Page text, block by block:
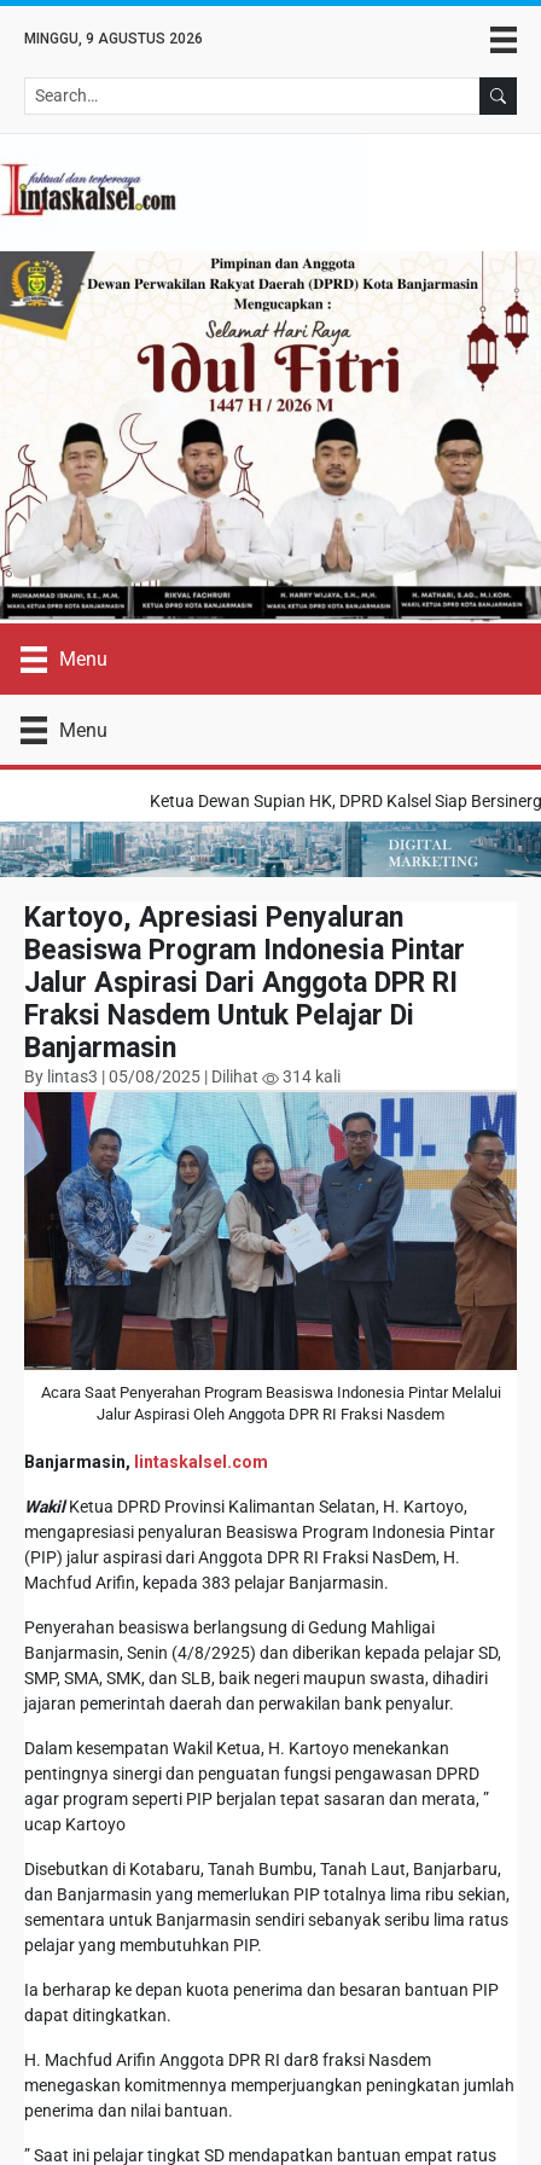
MINGGU, 9 AGUSTUS 2026
Menu
Menu
Ketua Dewan Supian HK, DPRD Kalsel Siap
Kartoyo, Apresiasi Penyaluran
Beasiswa Program Indonesia Pintar
Jalur Aspirasi Dari Anggota DPR RI
Fraksi Nasdem Untuk Pelajar Di
Banjarmasin
By lintas3 | 05/08/2025 | Dilihat 314 kali
Acara Saat Penyerahan Program Beasiswa Indonesia Pintar Melalui
Jalur Aspirasi Oleh Anggota DPR RI Fraksi Nasdem
Banjarmasin, lintaskalsel.com
WakilKetua DPRD Provinsi Kalimantan Selatan, H. Kartoyo,
mengapresiasi penyaluran Beasiswa Program Indonesia Pintar
(PIP) jalur aspirasi dari Anggota DPR RI Fraksi NasDem, H.
Machfud Arifin, kepada 383 pelajar Banjarmasin.
Penyerahan beasiswa berlangsung di Gedung Mahligai
Banjarmasin, Senin (4/8/2925) dan diberikan kepada pelajar SD,
SMP, SMA, SMK, dan SLB, baik negeri maupun swasta, dihadiri
jajaran pemerintah daerah dan perwakilan bank penyalur.
Dalam kesempatan Wakil Ketua, H. Kartoyo menekankan
pentingnya sinergi dan penguatan fungsi pengawasan DPRD
agar program seperti PIP berjalan tepat sasaran dan merata, ”
ucap Kartoyo
Disebutkan di Kotabaru, Tanah Bumbu, Tanah Laut, Banjarbaru,
dan Banjarmasin yang memerlukan PIP totalnya lima ribu sekian,
sementara untuk Banjarmasin sendiri sebanyak seribu lima ratus
pelajar yang membutuhkan PIP.
Ia berharap ke depan kuota penerima dan besaran bantuan PIP
dapat ditingkatkan.
H. Machfud Arifin Anggota DPR RI dar8 fraksi Nasdem
menegaskan komitmennya memperjuangkan peningkatan jumlah
penerima dan nilai bantuan.
” Saat ini pelajar tingkat SD mendapatkan bantuan empat ratus